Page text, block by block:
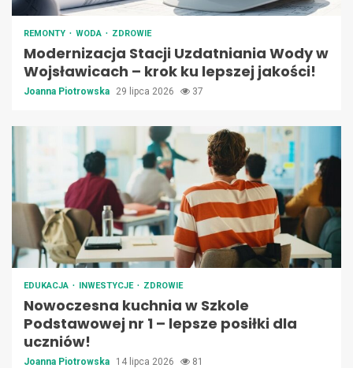
REMONTY WODA ZDROWIE
Modernizacja Stacji Uzdatniania Wody w
Wojsławicach – krok ku lepszej jakości!
Joanna Piotrowska 29 lipca 2026 37
EDUKACJA INWESTYCJE ZDROWIE
Nowoczesna kuchnia w Szkole
Podstawowej nr 1 – lepsze posiłki dla
uczniów!
Joanna Piotrowska 14 lipca 2026 81